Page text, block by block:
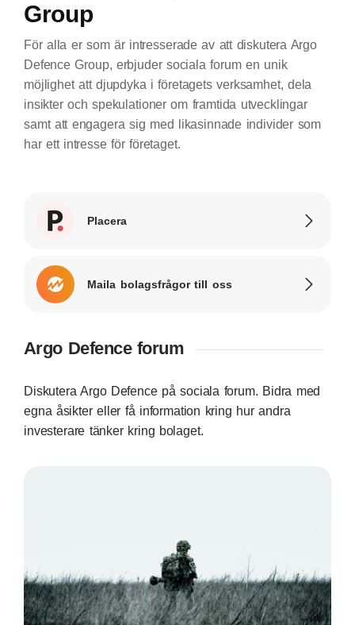
Group
För alla er som är intresserade av att diskutera Argo
Defence Group, erbjuder sociala forum en unik
möjlighet att djupdyka i företagets verksamhet, dela
insikter och spekulationer om framtida utvecklingar
samt att engagera sig med likasinnade individer som
har ett intresse för företaget.
Placera
Maila bolagsfrågor till oss
Argo Defence forum
Diskutera Argo Defence på sociala forum. Bidra med
egna åsikter eller få information kring hur andra
investerare tänker kring bolaget.